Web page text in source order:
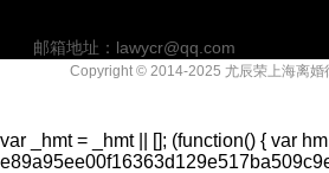
邮箱地址：lawycr@qq.com
Copyright © 2014-2025 尤辰荣上海离婚
var _hmt = _hmt || []; (function() { var